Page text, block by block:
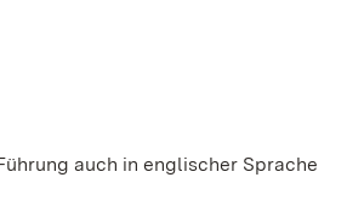
auch in englischer Sprache